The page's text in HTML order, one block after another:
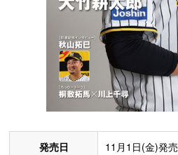
発売日 11月1日(金)発売